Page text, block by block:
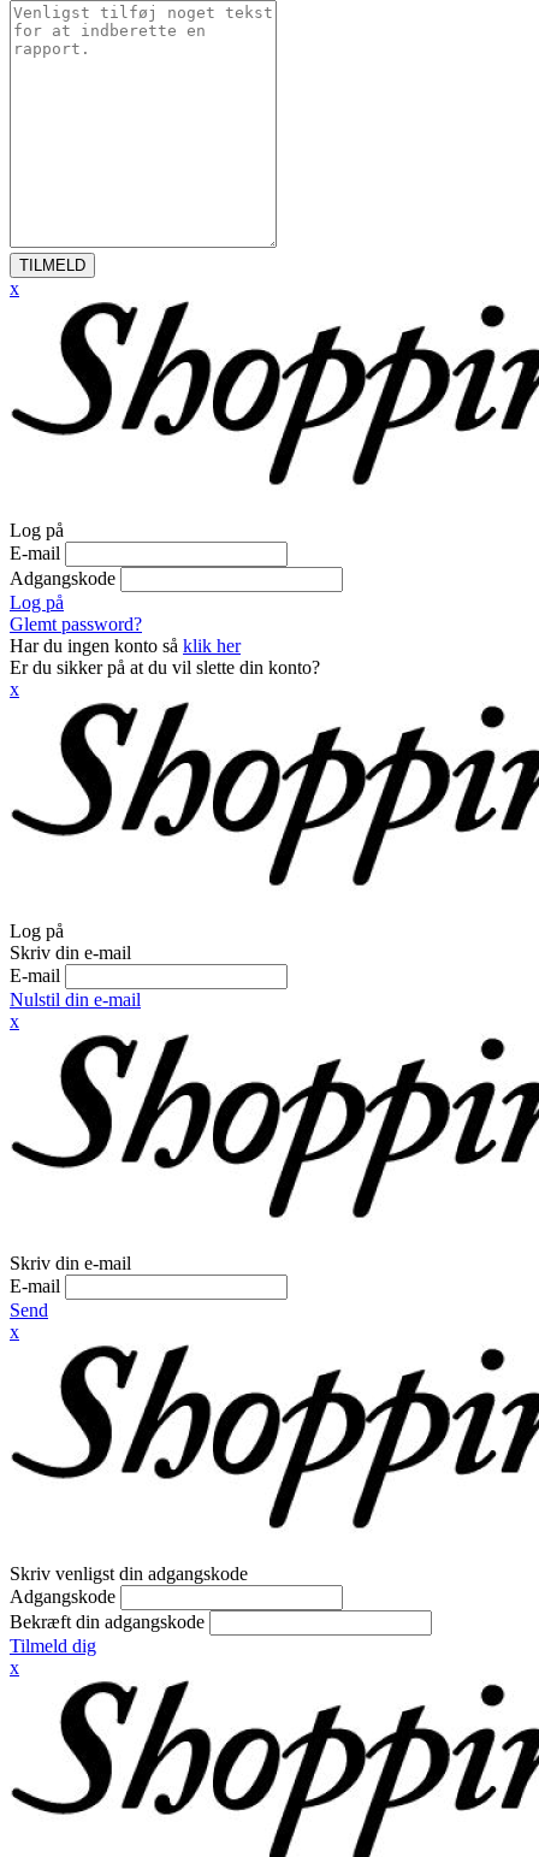
TILMELD
x
Log på
E-mail
Adgangskode
Log på
Glemt password?
Har du ingen konto så klik her
Er du sikker på at du vil slette din konto?
x
Log på
Skriv din e-mail
E-mail
Nulstil din e-mail
x
Skriv din e-mail
E-mail
Send
x
Skriv venligst din adgangskode
Adgangskode
Bekræft din adgangskode
Tilmeld dig
x